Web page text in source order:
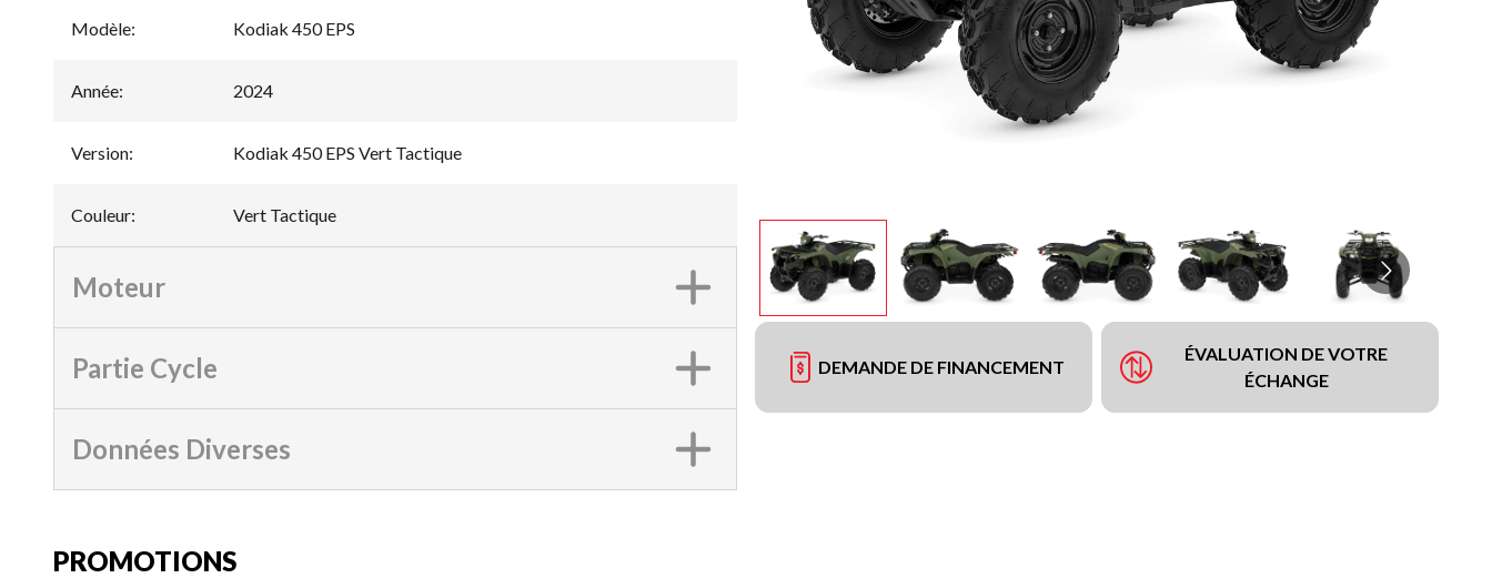
DEMANDE DE FINANCEMENT
ÉVALUATION DE VOTRE
ÉCHANGE
Modèle: Kodiak 450 EPS
Année: 2024
Version: Kodiak 450 EPS Vert Tactique
Couleur: Vert Tactique
Moteur
Partie Cycle
Données Diverses
PROMOTIONS